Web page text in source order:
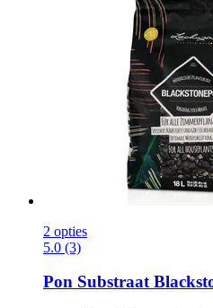
2 opties
5.0 (3)
Pon Substraat